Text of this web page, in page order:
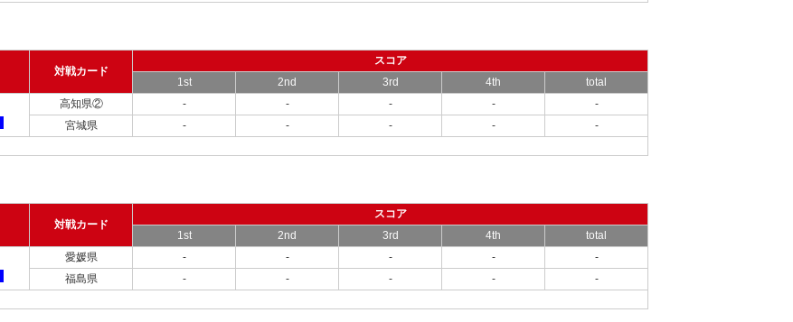
対戦カード
スコア
1st
2nd 3rd 4th total
高知県② - - - -
-
宮城県
- - - - -
対戦カード
スコア
1st
2nd 3rd 4th total
愛媛県 - - - -
-
福島県
- - - - -